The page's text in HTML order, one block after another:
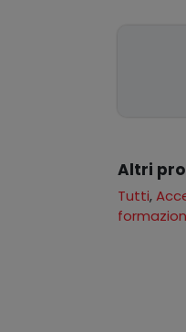
Altri
Tutti,